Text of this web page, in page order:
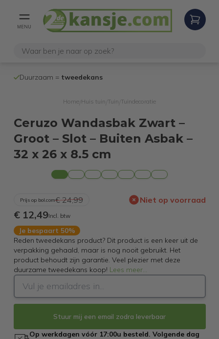
MENU
100% werkende
internetretouren
Home Huis tuin Tuin Tuindecoratie
Ceruzo Wandasbak Zwart –
Groot – Slot – Buiten Asbak –
32 x 26 x 8.5 cm
Prijs op bol.com€ 24,99 Niet op voorraad
€ 12,49Incl. btw
Je bespaart 50%
Reden tweedekans product? Dit product is een keer uit de
verpakking gehaald, maar is nog nooit gebruikt. Het
product behoudt zijn garantie. Veel plezier met deze
duurzame tweedekans koop! Lees meer...
Stuur mij een email zodra leverbaar
Op werkdagen vóór 17:00u besteld. Volgende dag